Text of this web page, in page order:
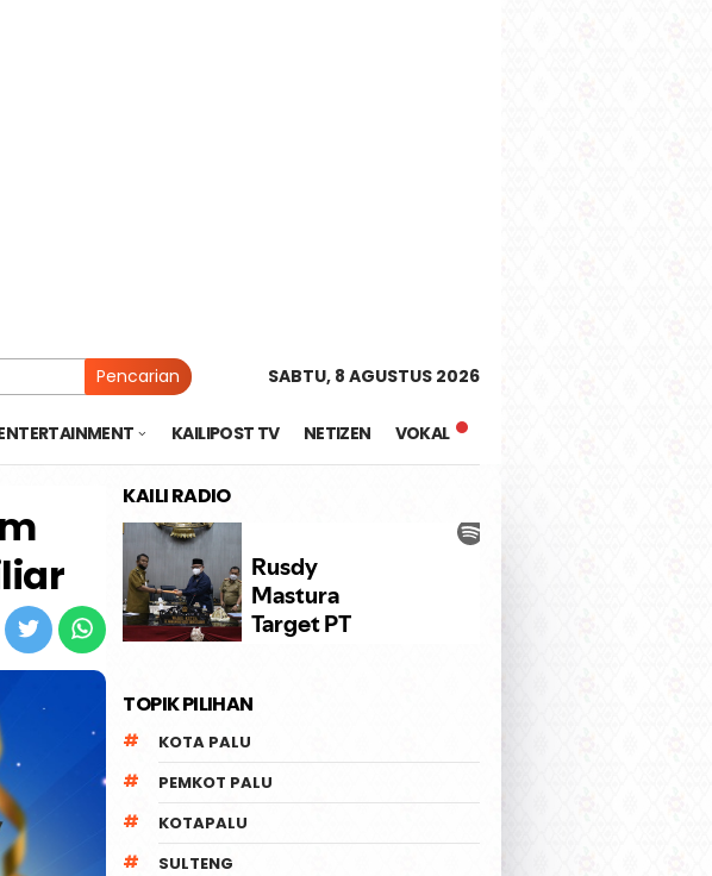
Pencarian SABTU, 8 AGUSTUS 2026
KAILIPOST TV NETIZEN VOKAL
KAILI RADIO
TOPIK PILIHAN
KOTA PALU
PEMKOT PALU
KOTAPALU
SULTENG